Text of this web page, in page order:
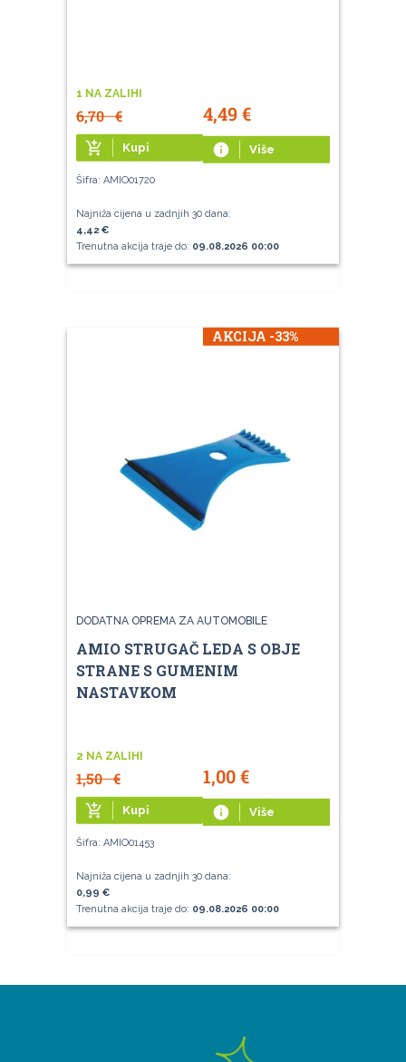
1 NA ZALIHI
6,70€ 4,49€
add_shopping_cart Kupi info Više
Šifra: AMIO01720
Najniža cijena u zadnjih 30 dana:
4,42 €
Trenutna akcija traje do: 09.08.2026 00:00
AKCIJA -33%
DODATNA OPREMA ZA AUTOMOBILE
AMIO STRUGAČ LEDA S OBJE
STRANE S GUMENIM
NASTAVKOM
2 NA ZALIHI
1,50€ 1,00€
add_shopping_cart Kupi info Više
Šifra: AMIO01453
Najniža cijena u zadnjih 30 dana:
0,99 €
Trenutna akcija traje do: 09.08.2026 00:00